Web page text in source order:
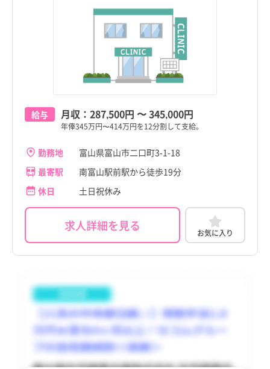
給与 月収： 287,500円 〜345,000円
年俸345万円〜414万円を12分割して支給。
勤務地
富山県富山市二口町3-1-18
最寄駅
南富山駅前駅から徒歩19分
休日
土日祝休み
求人詳細を見る お気に入り